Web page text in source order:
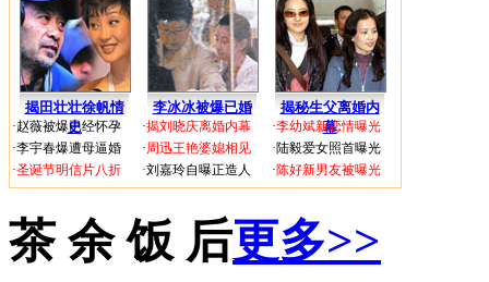
揭田壮壮徐帆情
史
李冰冰被爆已婚
揭秘生父离婚内
幕
·赵薇被爆已经怀孕
·李宇春爆遭母逼婚
·圣诞节明信片八折
·揭刘晓庆离婚内幕
·周迅王艳婆媳相见
·刘嘉玲自曝正造人
·李幼斌新恋情曝光
·陆毅爱女照首曝光
·陈好新男友被曝光
茶 余 饭 后更多>>